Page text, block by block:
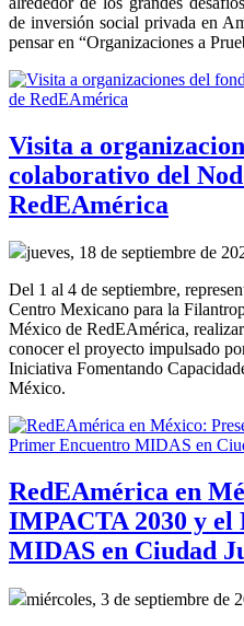
de inversión social privada en
pensar en “Organizaciones a
Visita a
colaborativo del
RedEAmérica
jueves, 18 de septiembre de
Del 1 al 4 de septiembre,
Centro Mexicano para la
México de RedEAmérica,
conocer el proyecto impulsado
Iniciativa Fomentando
México.
RedEAmérica en
IMPACTA 2030 y
MIDAS en Ciudad
miércoles, 3 de septiembre de